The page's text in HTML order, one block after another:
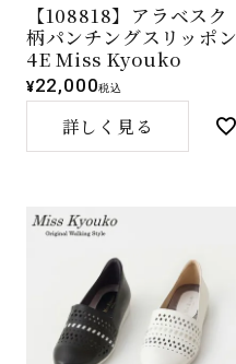
【108818】アラベスク
柄パンチングスリッポン
4E Miss Kyouko
¥22,000税込
詳しく見る